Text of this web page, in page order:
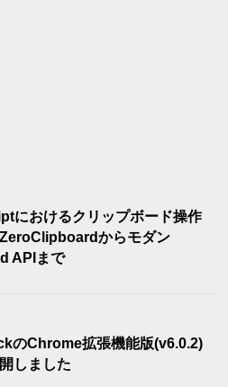
におけるクリップボード操作
からモダン
APIまで
のChrome拡張機能版(v6.0.2)
しました